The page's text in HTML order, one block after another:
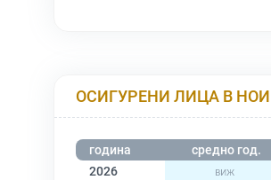
ОСИГУРЕНИ ЛИЦА В НОИ
година средно год.
2026